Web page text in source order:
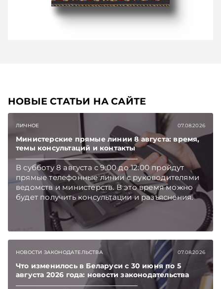
НОВЫЕ СТАТЬИ НА САЙТЕ
ЛИЧНОЕ 07.08.2026
Министерские прямые линии 8 августа: время,
темы консультаций и контакты
В субботу 8 августа с 9:00 до 12:00 пройдут
прямые телефонные линии с руководителями
ведомств и министерств. В это время можно
будет получить консультации и разъяснения.
НОВОСТИ ЗАКОНОДАТЕЛЬСТВА 07.08.2026
Что изменилось в Беларуси с 30 июня по 5
августа 2026 года: новости законодательства